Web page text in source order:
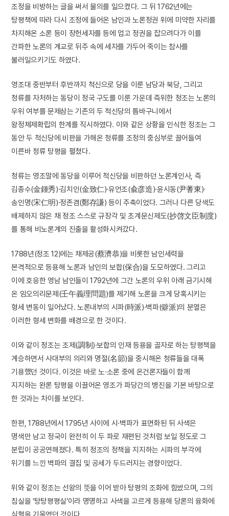
조정을 비방하는 글을 써서 물의를 일으켰다. 그 뒤 1762년에는
탕평책에 따라 다시 조정에 들어온 남인과 노론정권 위에 미약한 자리를
차지해온 소론 등이 장헌세자를 등에 업고 정권을 잡으려다가 이를
간파한 노론의 계교로 뒤주 속에 세자를 가두어 죽이는 참사를
불러일으키기도 하였다.
영조대 중반부터 후반까지 척신으로 당을 이룬 남당과 북당, 그리고
청류를 자처하는 동당이 정국 구도를 이룬 가운데 즉위한 정조는 노론의
우위 여부를 문제삼는 기존의 두 척신당의 틈바구니에서
왕정체제확립의 한계를 직시하였다. 이와 같은 상황을 인식한 정조는 그
동안 두 척신당에 비판을 가해온 청류를 조정의 중심부로 끌어들여
이른바 청류 탕평을 펼쳤다.
청류는 영조말에 동당을 이루어 척신당을 비판하던 노론계인사, 즉
김종수(金鍾秀)·김치인(金致仁)·유언조(兪彦造)·윤시동(尹蓍東)·
송인명(宋仁明)·정존겸(鄭存謙) 등이 주축이었다. 그러나 다른 당색도
배제하지 않은 채 정조 스스로 규장각 및 초계문신제도(抄啓文臣制度)
를 통해 비노론계의 진출을 활성화시켜갔다.
1788년(정조 12)에는 채제공(蔡濟恭)을 비롯한 남인세력을
본격적으로 등용해 노론과 남인의 보합(保合)을 도모하였다. 그리고
이에 호응한 영남 남인들이 1792년에 그간 노론의 우위 아래 금기시해
온 임오의리문제(壬午義理問題)를 제기해 노론을 크게 당혹시키는
형세 변동이 일어났다. 노론내부의 시파(時派)·벽파(僻派)의 분열은
이러한 형세 변화를 배경으로 한 것이다.
이와 같이 정조는 조제(調制)·보합의 인재 등용을 골자로 하는 탕평책을
계승하면서 사대부의 의리와 명절(名節)을 중시해온 청류들을 대폭
기용했던 것이다. 이것은 바로 노·소론 중에 온건론자들이 함께
지지하는 완론 탕평을 이끌어온 영조가 파당간의 병진을 기본 바탕으로
한 것과는 차이를 보인다.
한편, 1788년에서 1795년 사이에 시·벽파가 표면화된 뒤 사색은
명색만 남고 정국이 완전히 이 두 파로 재편된 것처럼 보일 정도로 그
분립이 공공연해졌다. 특히 정조의 정책을 지지하는 시파의 부각에
위기를 느낀 벽파의 결집 및 공세가 두드러지는 경향이었다.
위와 같이 정조는 선왕의 뜻을 이어 받아 탕평의 조화에 힘썼으며, 그의
침실을 ‘탕탕평평실’이라 명명하고 사색을 고르게 등용해 당론의 융화에